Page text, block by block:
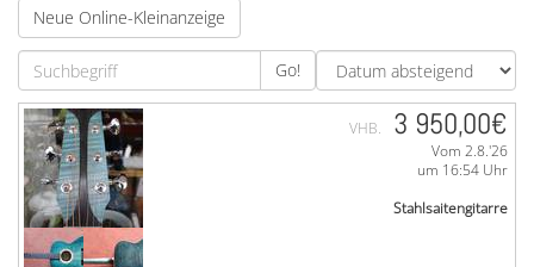
Neue Online-Kleinanzeige
Go!
VHB. 3 950,00€
Vom 2.8.'26
um 16:54 Uhr
Stahlsaitengitarre